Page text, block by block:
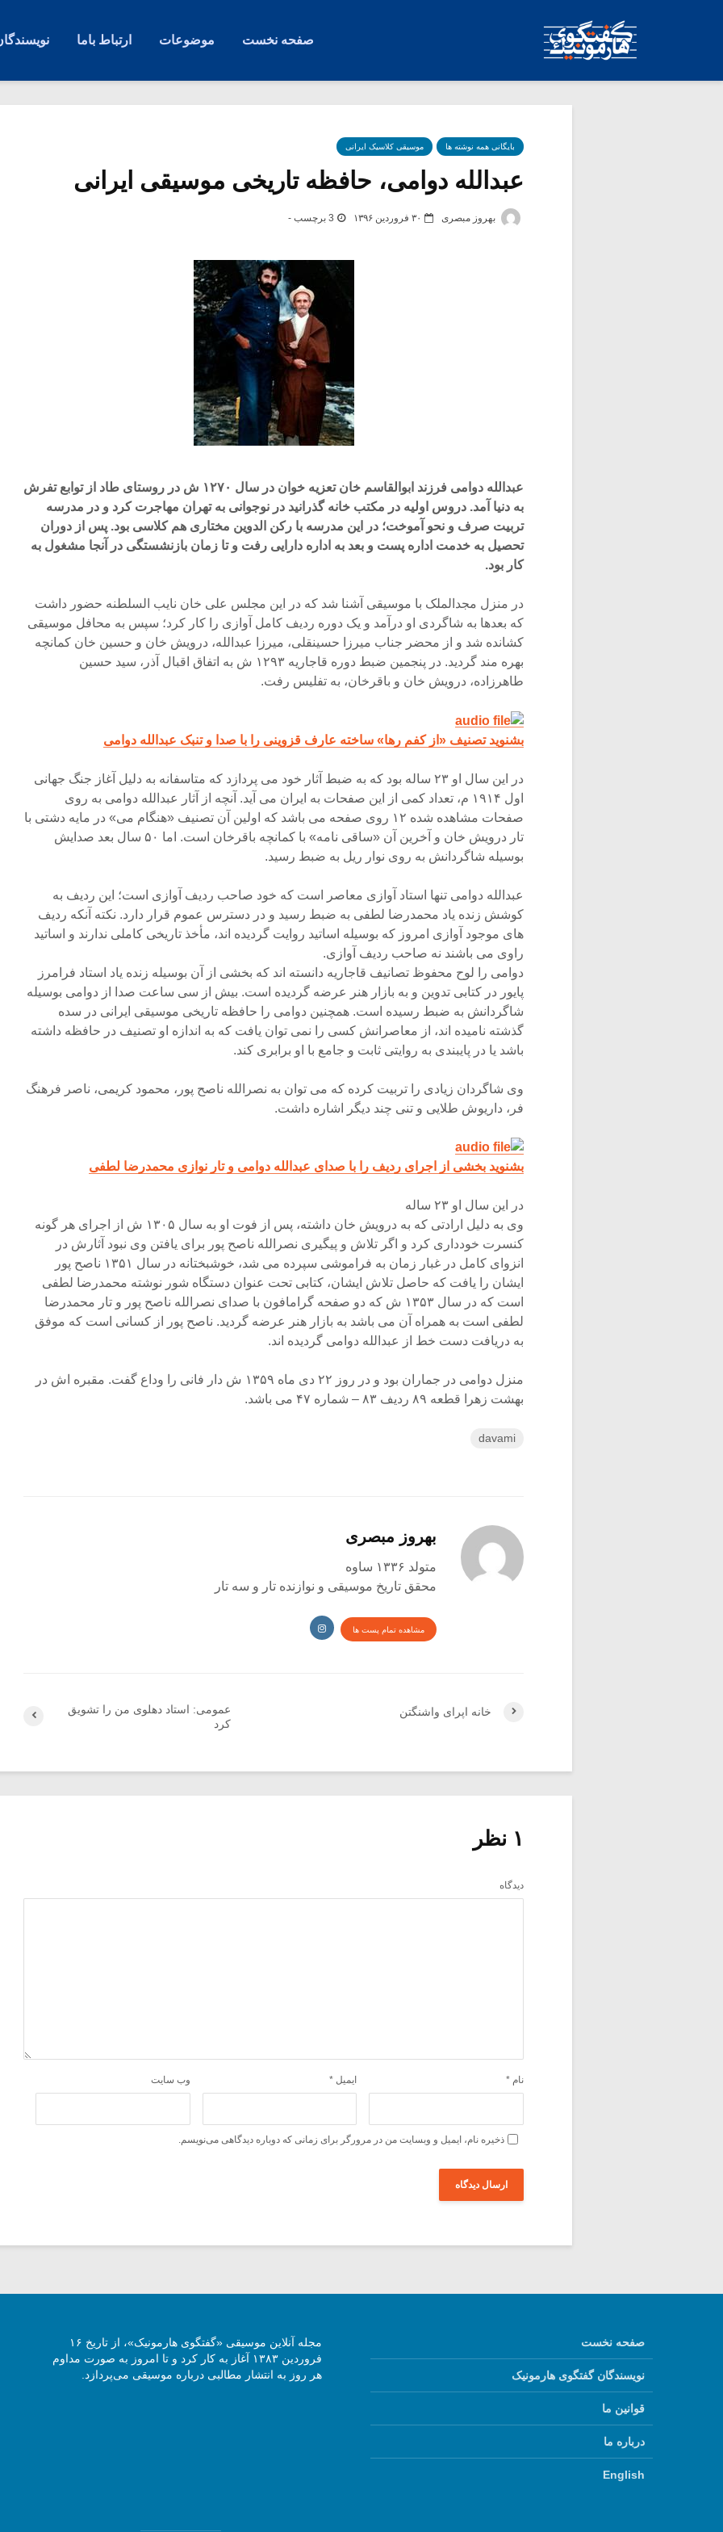
صفحه نخست موضوعات ارتباط باما
بایگانی همه نوشته ها موسیقی کلاسیک ایرانی
عبدالله دوامی، حافظه تاریخی موسیقی ایرانی
بهروز مبصری ۳۰ فروردین ۱۳۹۶ 3 برچسب -
عبدالله دوامی فرزند ابوالقاسم خان تعزیه خوان در سال ۱۲۷۰ ش در روستای طاد از توابع تفرش
به دنیا آمد. دروس اولیه در مکتب خانه گذرانید در نوجوانی به تهران مهاجرت کرد و در مدرسه
تربیت صرف و نحو آموخت؛ در این مدرسه با رکن الدوین مختاری هم کلاسی بود. پس از دوران
تحصیل به خدمت اداره پست و بعد به اداره دارایی رفت و تا زمان بازنشستگی در آنجا مشغول به
کار بود.
در منزل مجدالملک با موسیقی آشنا شد که در این مجلس علی خان نایب السلطنه حضور داشت
که بعدها به شاگردی او درآمد و یک دوره ردیف کامل آوازی را کار کرد؛ سپس به محافل موسیقی
کشانده شد و از محضر جناب میرزا حسینقلی، میرزا عبدالله، درویش خان و حسین خان کمانچه
بهره مند گردید. در پنجمین ضبط دوره قاجاریه ۱۲۹۳ ش به اتفاق اقبال آذر، سید حسین
طاهرزاده، درویش خان و باقرخان، به تفلیس رفت.
بشنوید تصنیف «از کفم رها» ساخته عارف قزوینی را با صدا و تنبک عبدالله دوامی
در این سال او ۲۳ ساله بود که به ضبط آثار خود می پردازد که متاسفانه به دلیل آغاز جنگ جهانی
اول ۱۹۱۴ م، تعداد کمی از این صفحات به ایران می آید. آنچه از آثار عبدالله دوامی به روی
صفحات مشاهده شده ۱۲ روی صفحه می باشد که اولین آن تصنیف «هنگام می» در مایه دشتی با
تار درویش خان و آخرین آن «ساقی نامه» با کمانچه باقرخان است. اما ۵۰ سال بعد صدایش
بوسیله شاگردانش به روی نوار ریل به ضبط رسید.
عبدالله دوامی تنها استاد آوازی معاصر است که خود صاحب ردیف آوازی است؛ این ردیف به
کوشش زنده یاد محمدرضا لطفی به ضبط رسید و در دسترس عموم قرار دارد. نکته آنکه ردیف
های موجود آوازی امروز که بوسیله اساتید روایت گردیده اند، مأخذ تاریخی کاملی ندارند و اساتید
راوی می باشند نه صاحب ردیف آوازی.
دوامی را لوح محفوظ تصانیف قاجاریه دانسته اند که بخشی از آن بوسیله زنده یاد استاد فرامرز
پایور در کتابی تدوین و به بازار هنر عرضه گردیده است. بیش از سی ساعت صدا از دوامی بوسیله
شاگردانش به ضبط رسیده است. همچنین دوامی را حافظه تاریخی موسیقی ایرانی در سده
گذشته نامیده اند، از معاصرانش کسی را نمی توان یافت که به اندازه او تصنیف در حافظه داشته
باشد یا در پایبندی به روایتی ثابت و جامع با او برابری کند.
وی شاگردان زیادی را تربیت کرده که می توان به نصرالله ناصح پور، محمود کریمی، ناصر فرهنگ
فر، داریوش طلایی و تنی چند دیگر اشاره داشت.
بشنوید بخشی از اجرای ردیف را با صدای عبدالله دوامی و تار نوازی محمدرضا لطفی
در این سال او ۲۳ ساله
وی به دلیل ارادتی که به درویش خان داشته، پس از فوت او به سال ۱۳۰۵ ش از اجرای هر گونه
کنسرت خودداری کرد و اگر تلاش و پیگیری نصرالله ناصح پور برای یافتن وی نبود آثارش در
انزوای کامل در غبار زمان به فراموشی سپرده می شد، خوشبختانه در سال ۱۳۵۱ ناصح پور
ایشان را یافت که حاصل تلاش ایشان، کتابی تحت عنوان دستگاه شور نوشته محمدرضا لطفی
است که در سال ۱۳۵۳ ش که دو صفحه گرامافون با صدای نصرالله ناصح پور و تار محمدرضا
لطفی است به همراه آن می باشد به بازار هنر عرضه گردید. ناصح پور از کسانی است که موفق
به دریافت دست خط از عبدالله دوامی گردیده اند.
منزل دوامی در جماران بود و در روز ۲۲ دی ماه ۱۳۵۹ ش دار فانی را وداع گفت. مقبره اش در
بهشت زهرا قطعه ۸۹ ردیف ۸۳ – شماره ۴۷ می باشد.
davami
بهروز مبصری
متولد ۱۳۳۶ ساوه
محقق تاریخ موسیقی و نوازنده تار و سه تار
مشاهده تمام پست ها
عمومی: استاد دهلوی من را تشویق
کرد
خانه اپرای واشنگتن
۱ نظر
دیدگاه
نام * ایمیل * وب‌ سایت
ذخیره نام، ایمیل و وبسایت من در مرورگر برای زمانی که دوباره دیدگاهی می‌نویسم.
صفحه نخست
نویسندگان گفتگوی هارمونیک
قوانین ما
درباره ما
English
مجله آنلاین موسیقی «گفتگوی هارمونیک»، از تاریخ ۱۶
فروردین ۱۳۸۳ آغاز به کار کرد و تا امروز به صورت مداوم
هر روز به انتشار مطالبی درباره موسیقی می‌پردازد.